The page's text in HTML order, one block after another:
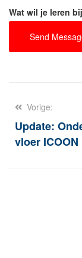
Wat wil je leren
Send
Vorige:
Update:
vloer ICOON